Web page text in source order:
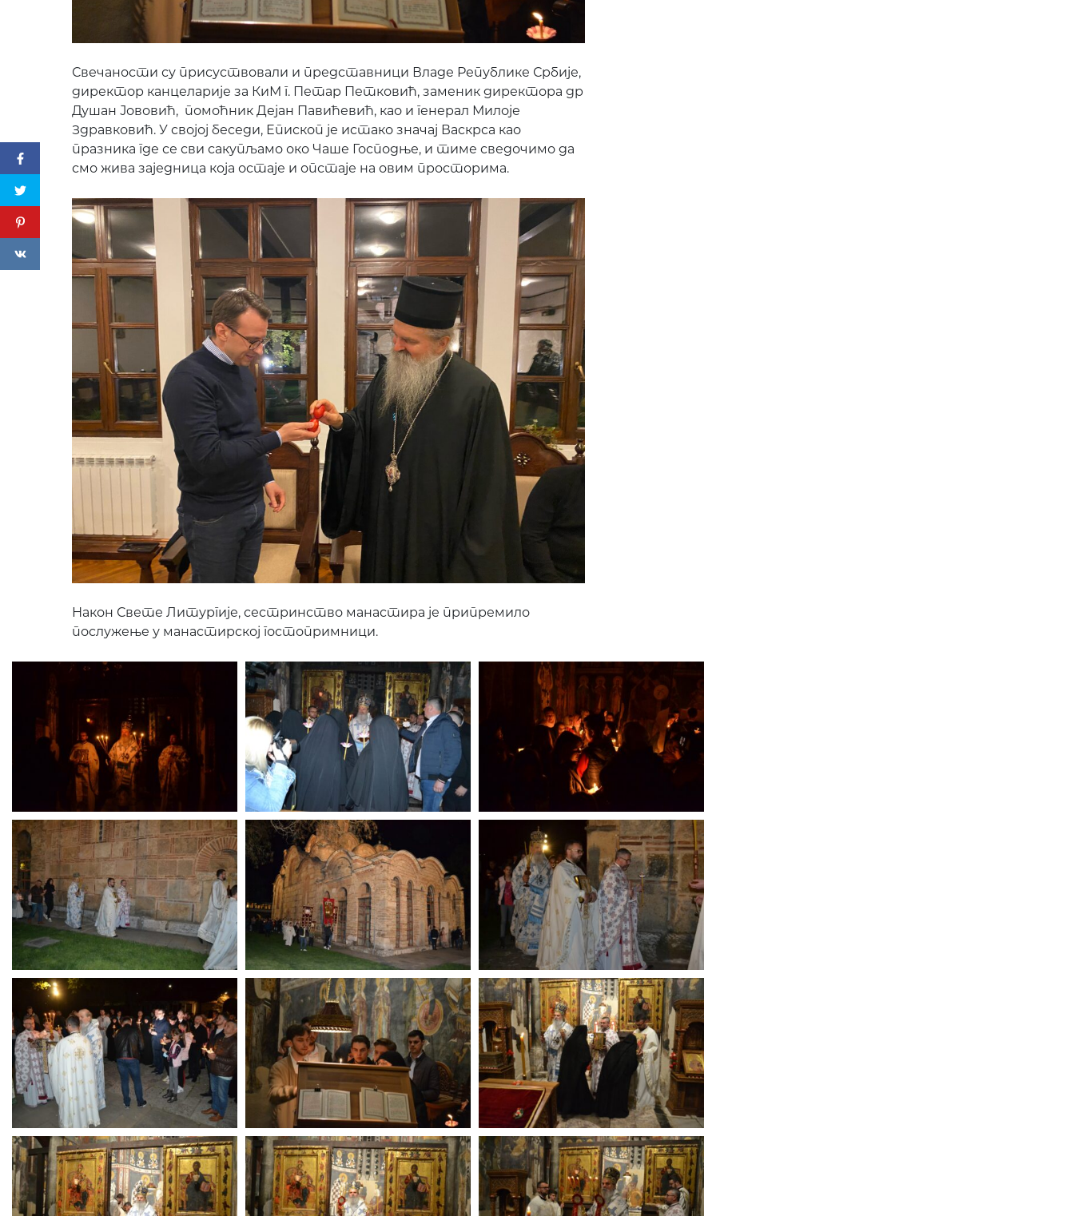
Свечаности су присуствовали и представници Владе Републике Србије,
директор канцеларије за КиМ г. Петар Петковић, заменик директора др
Душан Јововић, помоћник Дејан Павићевић, као и генерал Милоје
Здравковић. У својој беседи, Епископ је истако значај Васкрса као
празника где се сви сакупљамо око Чаше Господње, и тиме сведочимо да
смо жива заједница која остаје и опстаје на овим просторима.
Након Свете Литургије, сестринство манастира је припремило
послужење у манастирској гостопримници.